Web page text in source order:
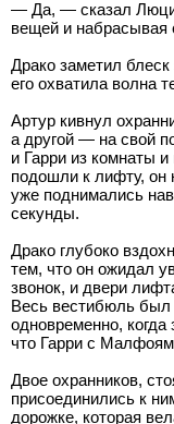
— Да, — сказал
вещей и набрасывая
Драко заметил
его охватила волна
Артур кивнул
а другой — на свой
и Гарри из комнаты
подошли к лифту, он
уже поднимались
секунды.
Драко глубоко
тем, что он ожидал
звонок, и двери
Весь вестибюль был
одновременно,
что Гарри с
Двое охранников,
присоединились к
дорожке, которая